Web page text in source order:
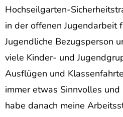
Hochseilgarten-
in der offenen Jugendarbeit
Jugendliche Bezugsperson
viele Kinder- und
Ausflügen und
immer etwas Sinnvolles
habe danach meine